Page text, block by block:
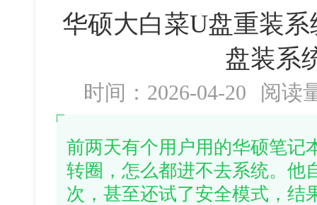
华硕大白菜U盘重装
盘装系
时间：2026-04-20 阅读
前两天有个用户用的华硕笔记
转圈，怎么都进不去系统。他
次，甚至还试了安全模式，结